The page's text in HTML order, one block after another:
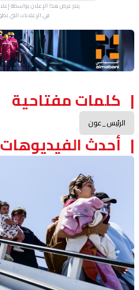
في الإعلانات التي
Advertisement Section
كلمات مفتاحية
الرئيس_عون
أحدث الفيديوهات